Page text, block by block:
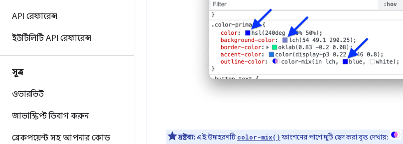
API রেফারেন্স
ইউটিলিটি API রেফারেন্স
সূত্র
ওভারভিউ
জাভাস্ক্রিপ্ট ডিবাগ করুন
ব্রেকপয়েন্ট সহ আপনার কোড
দ্রষ্টব্য:এই উদাহরণটি color-mix() ফাংশনের পাশে দুটি ছেদ করা বৃত্ত দেখায়: